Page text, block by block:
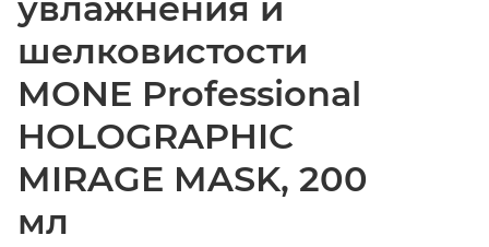
шелковистости
MONE Professional
HOLOGRAPHIC
MIRAGE MASK, 200
мл